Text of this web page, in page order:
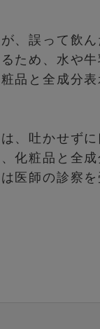
、誤って飲
ため、水や
品と全成分
、吐かせず
化粧品と全
医師の診察